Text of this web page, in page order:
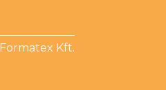
Kft.